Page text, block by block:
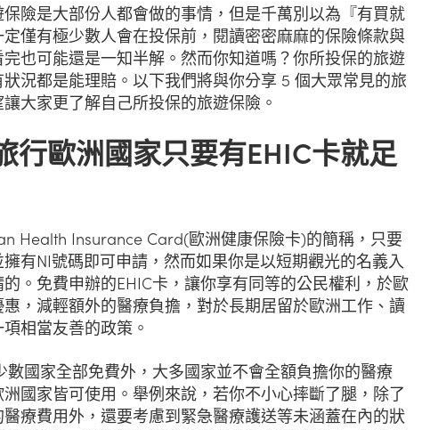
險是大部份人都會做的事情，但是千萬別以為『有買就
僅有極少數人會在投保前，閱讀密密麻麻的保險條款與
也可能還是一知半解。然而你知道嗎？你所投保的旅遊
況都是能理賠。以下我們將與你分享 5 個大眾常見的旅
大家更了解自己所投保的旅遊保險。
行歐洲國家只要有EHIC卡就足
Health Insurance Card(歐洲健康保險卡)的簡稱，只要
有NI號碼即可申請，然而如果你是以短期觀光的名義入
。免費申辦的EHIC卡，讓你享有同等的公民權利，於歐
，減輕額外的醫療負擔，對於長期居留於歐洲工作、讀
相當友善的政策。
數國家全部免費外，大多國家並不會全額負擔你的醫療
國家皆可使用。舉例來說，若你不小心摔斷了腿，除了
療費用外，還要考慮到緊急醫療護送等未涵蓋在內的狀